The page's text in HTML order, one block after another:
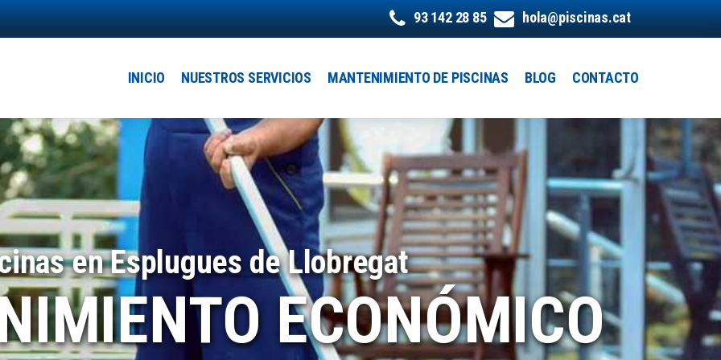
93 142 28 85 hola@piscinas.cat
INICIO NUESTROS SERVICIOS MANTENIMIENTO DE PISCINAS BLOG CONTACTO
en Esplugues de Llobregat
ECONÓMICO